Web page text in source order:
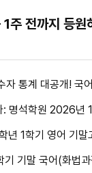
자 통계 대공개! 국
: 명석학원 2026년
년 1학기 영어 기말
기말 국어(화법